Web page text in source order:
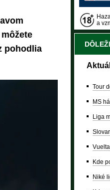
pohodlia
a
Tour
MS
Liga
Kde
Niké